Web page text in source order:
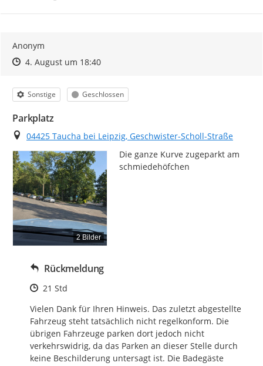
Anonym
Zeitpunkt des Erstellens
Zeitpunkt des Erstellens
4. August um 18:40Zur Äußerung
Kategorie
Sonstige Status
Geschlossen
Parkplatz
Ort
04425 Taucha bei Leipzig, Geschwister-Scholl-Straße
2 Bilder
Die ganze Kurve zugeparkt am
schmiedehöfchen
Rückmeldung
Zeitpunkt des Erstellens
21 Std
Vielen Dank für Ihren Hinweis. Das zuletzt abgestellte
Fahrzeug steht tatsächlich nicht regelkonform. Die
übrigen Fahrzeuge parken dort jedoch nicht
verkehrswidrig, da das Parken an dieser Stelle durch
keine Beschilderung untersagt ist. Die Badegäste